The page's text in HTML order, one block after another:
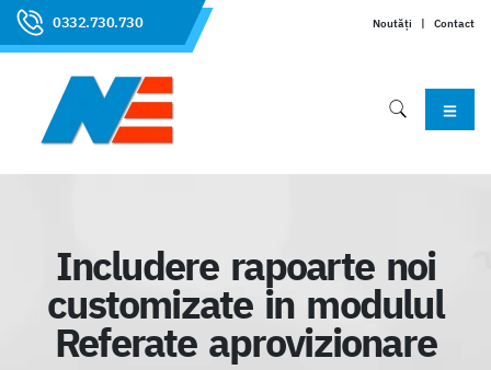
0332.730.730 Noutăți | Contact
Includere rapoarte noi
customizate in modulul
Referate aprovizionare